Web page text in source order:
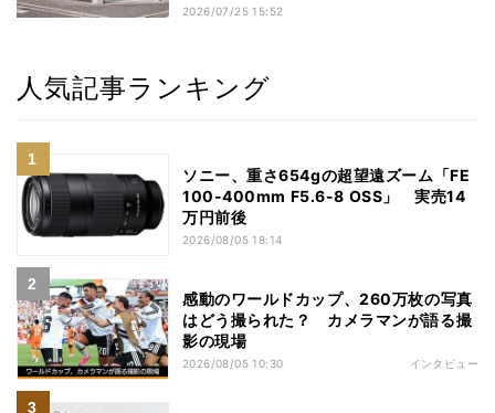
2026/07/25 15:52
人気記事ランキング
ソニー、重さ654gの超望遠ズーム「FE
100-400mm F5.6-8 OSS」 実売14
万円前後
2026/08/05 18:14
感動のワールドカップ、260万枚の写真
はどう撮られた？ カメラマンが語る撮
影の現場
2026/08/05 10:30 インタビュー